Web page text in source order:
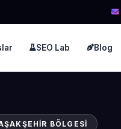
SEO Lab Blog
BÖLGESI